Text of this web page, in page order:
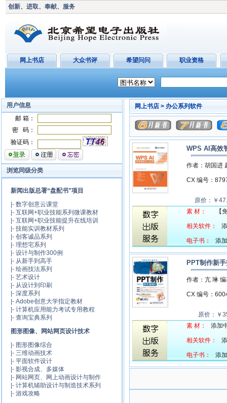
创新、进取、奉献、服务
网上书店 大众书评 希望问问 职业资格
用户信息
邮 箱：
密 码：
验证码：
浏览同级分类
新闻出版总署“盘配书”项目
|- 数字创意云课堂
|- 互联网+职业技能系列微课教材
|- 互联网+职业技能提升在线培训
|- 技能实训教材系列
|- 创客诚品系列
|- 理想宅系列
|- 设计与制作300例
|- 从新手到高手
|- 绘画技法系列
|- 艺术设计
|- 从设计到印刷
|- 深度系列
|- Adobe创意大学指定教材
|- 计算机应用能力考试专用教程
|- 查询宝典系列
图形图像、网站网页设计技术
|- 图形图像综合
|- 三维动画技术
|- 平面软件设计
|- 影视合成、多媒体
|- 网站网页、网上动画设计与制作
|- 计算机辅助设计与制造技术系列
|- 游戏攻略
网上书店 > 办公系列软件
WPS AI高效
作者：胡国进
CX 编号：
原价：￥
素 材：
【
相关软件：
电子书： 添
PPT制作新
作者：亢 琳
CX 编号：
原价：￥
素 材：
添加
相关软件：
电子书： 添